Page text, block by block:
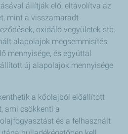
állítják elő, eltávolítva az
mint a visszamaradt
oxidáló vegyületek stb.
alapolajok megsemmisítés
mennyisége, és egyúttal
új alapolajok mennyisége
a kőolajból előállított
ami csökkenti a
és a felhasznált